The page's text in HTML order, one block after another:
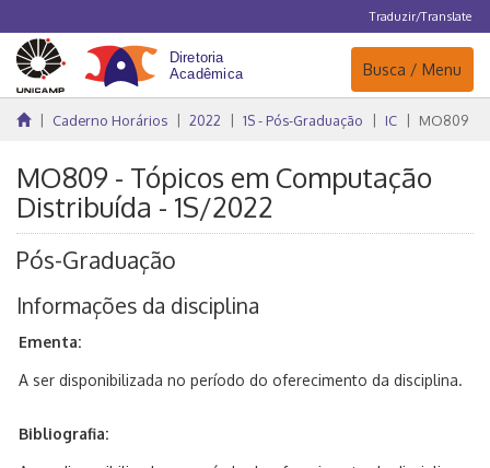
Traduzir/Translate
Navegação
Busca / Menu
Caderno Horários 2022 1S - Pós-Graduação IC MO809
MO809 - Tópicos em Computação
Distribuída - 1S/2022
Pós-Graduação
Informações da disciplina
Ementa:
A ser disponibilizada no período do oferecimento da disciplina.
Bibliografia: